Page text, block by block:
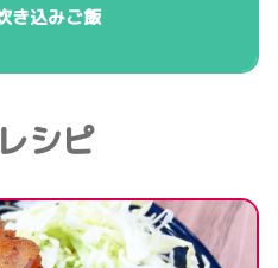
き込みご飯
シピ